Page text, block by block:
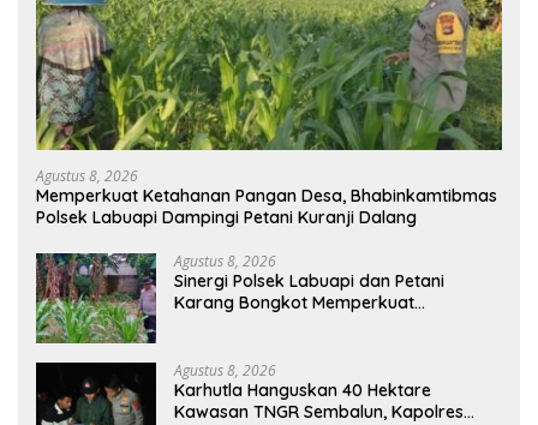
Agustus 8, 2026
Memperkuat Ketahanan Pangan Desa, Bhabinkamtibmas
Polsek Labuapi Dampingi Petani Kuranji Dalang
Agustus 8, 2026
Sinergi Polsek Labuapi dan Petani
Karang Bongkot Memperkuat
Agustus 8, 2026
Karhutla Hanguskan 40 Hektare
Kawasan TNGR Sembalun, Kapolres